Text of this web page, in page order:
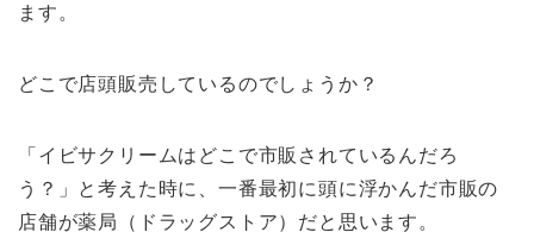
ます。
どこで店頭販売しているのでしょうか？
「イビサクリームはどこで市販されているんだろ
う？」と考えた時に、一番最初に頭に浮かんだ市販の
店舗が薬局（ドラッグストア）だと思います。